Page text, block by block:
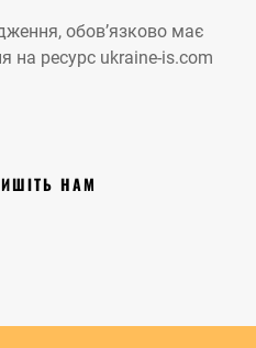
обов’язково має
на ресурс ukraine-is.com
НАМ